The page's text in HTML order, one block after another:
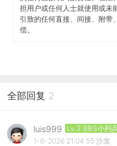
担用户或任何人士就使用或未
引致的任何直接、间接、附带
偿。
全部回复 2
luis999
Lv.3 BBS小列
1-6-2026 21:04:55 沙发